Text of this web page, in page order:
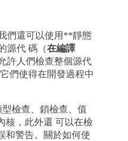
們還可以使用**靜態
源代 碼（在編譯
許人們檢查整個源代
們使得在開發過程中
型檢查、鎖檢查、值
核，此外還 可以在檢
和警告。關於如何使